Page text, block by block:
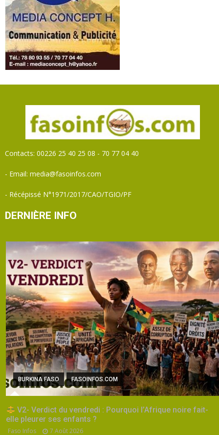
Contacts: 00226 25 40 25 08 - 70 77 04 40
- Email: media@fasoinfos.com
- Récépissé N°1971/2017/CAO/TGIO/PF
DERNIÈRE INFO
BURKINA FASO FASOINFOS.COM
V2- Verdict du vendredi : Pourquoi l’Afrique noire fait-
elle pleurer ses enfants ?
Faso Infos 7 Août 2026